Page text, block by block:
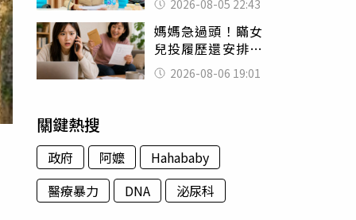
怒嗆：化妝有錯嗎
2026-08-05 22:43
媽媽急過頭！瞞女
兒投履歷還安排面
試 她接來電當場
傻眼
2026-08-06 19:01
關鍵熱搜
政府 阿嬤
Hahababy
醫療暴力
DNA 泌尿科